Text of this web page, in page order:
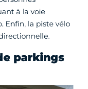
à la voie
Enfin, la piste vélo
parkings